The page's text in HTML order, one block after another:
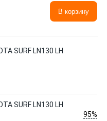
В корзину
SURF LN130 LH
SURF LN130 LH
95%